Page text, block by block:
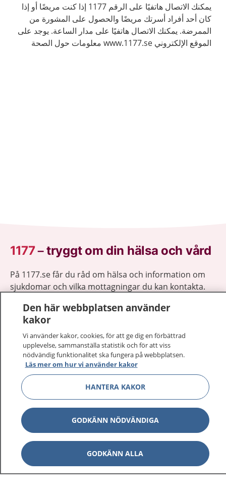
يمكنك الاتصال هاتفيًا على الرقم 1177 إذا كنت مريضًا أو إذا
كان أحد أفراد أسرتك مريضًا والحصول على المشورة من
الممرضة. يمكنك الاتصال هاتفيًا على مدار الساعة. يوجد على
الموقع الإلكتروني www.1177.se معلومات حول الصحة
1177–tryggt om din hälsa och vård
På 1177.se får du råd om hälsa och information om
sjukdomar och vilka mottagningar du kan kontakta.
vårdärenden. Ring telefonnummer 1177 för
sjukvårdsrådgivning dygnet runt.
1177 ger dig råd när du vill må bättre.
1177 på flera språk Show
Om 1177 Show
Kontakt Show
Den här webbplatsen använder
kakor
Vi använder kakor, cookies, för att ge dig en förbättrad
upplevelse, sammanställa statistik och för att viss
nödvändig funktionalitet ska fungera på webbplatsen.
Läs mer om hur vi använder kakor
HANTERA KAKOR
GODKÄNN NÖDVÄNDIGA
GODKÄNN ALLA